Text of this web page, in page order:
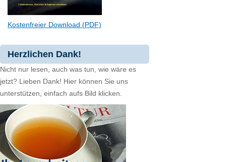
Kostenfreier Download (PDF)
Herzlichen Dank!
Nicht nur lesen, auch was tun, wie wäre es
jetzt? Lieben Dank! Hier können Sie uns
unterstützen, einfach aufs Bild klicken.